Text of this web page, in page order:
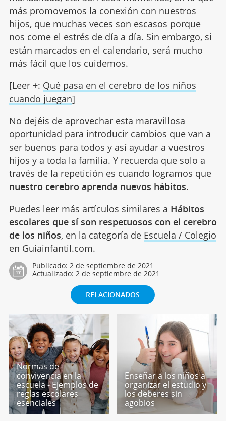
más promovemos la conexión con nuestros
hijos, que muchas veces son escasos porque
nos come el estrés de día a día. Sin embargo, si
están marcados en el calendario, será mucho
más fácil que los cuidemos.
[Leer +: Qué pasa en el cerebro de los niños
cuando juegan]
No dejéis de aprovechar esta maravillosa
oportunidad para introducir cambios que van a
ser buenos para todos y así ayudar a vuestros
hijos y a toda la familia. Y recuerda que solo a
través de la repetición es cuando logramos que
nuestro cerebro aprenda nuevos hábitos.
Puedes leer más artículos similares a Hábitos
escolares que sí son respetuosos con el cerebro
de los niños, en la categoría de Escuela / Colegio
en Guiainfantil.com.
Publicado: 2 de septiembre de 2021
Actualizado: 2 de septiembre de 2021
RELACIONADOS
Normas de
convivencia en la
escuela - Ejemplos de
reglas escolares
esenciales
Enseñar a los niños a
organizar el estudio y
los deberes sin
agobios